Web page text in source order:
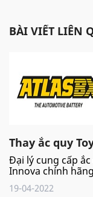
BÀI VIẾT LIÊN
Thay ắc quy
Đại lý cung cấp
Innova chính
19-04-2022